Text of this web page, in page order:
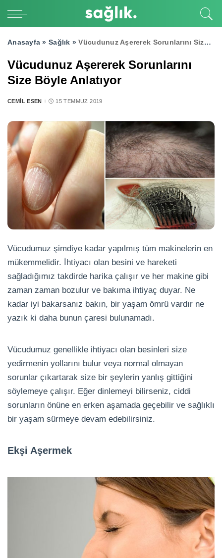
Anasayfa » Sağlık »Vücudunuz Aşererek Sorunlarını Size Böyle Anlatıyor
Vücudunuz Aşererek Sorunlarını
Size Böyle Anlatıyor
POSTED
CEMIL ESEN 15 TEMMUZ 2019
Vücudumuz şimdiye kadar yapılmış tüm makinelerin en
mükemmelidir. İhtiyacı olan besini ve hareketi
sağladığımız takdirde harika çalışır ve her makine gibi
zaman zaman bozulur ve bakıma ihtiyaç duyar. Ne
kadar iyi bakarsanız bakın, bir yaşam ömrü vardır ne
yazık ki daha bunun çaresi bulunamadı.
Vücudumuz genellikle ihtiyacı olan besinleri size
yedirmenin yollarını bulur veya normal olmayan
sorunlar çıkartarak size bir şeylerin yanlış gittiğini
söylemeye çalışır. Eğer dinlemeyi bilirseniz, ciddi
sorunların önüne en erken aşamada geçebilir ve sağlıklı
bir yaşam sürmeye devam edebilirsiniz.
Ekşi Aşermek